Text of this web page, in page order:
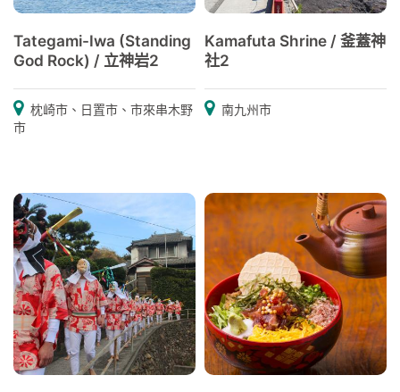
Tategami-Iwa (Standing
God Rock) / 立神岩2
枕崎市、日置市、市來串木野
市
Kamafuta Shrine / 釜蓋神
社2
南九州市